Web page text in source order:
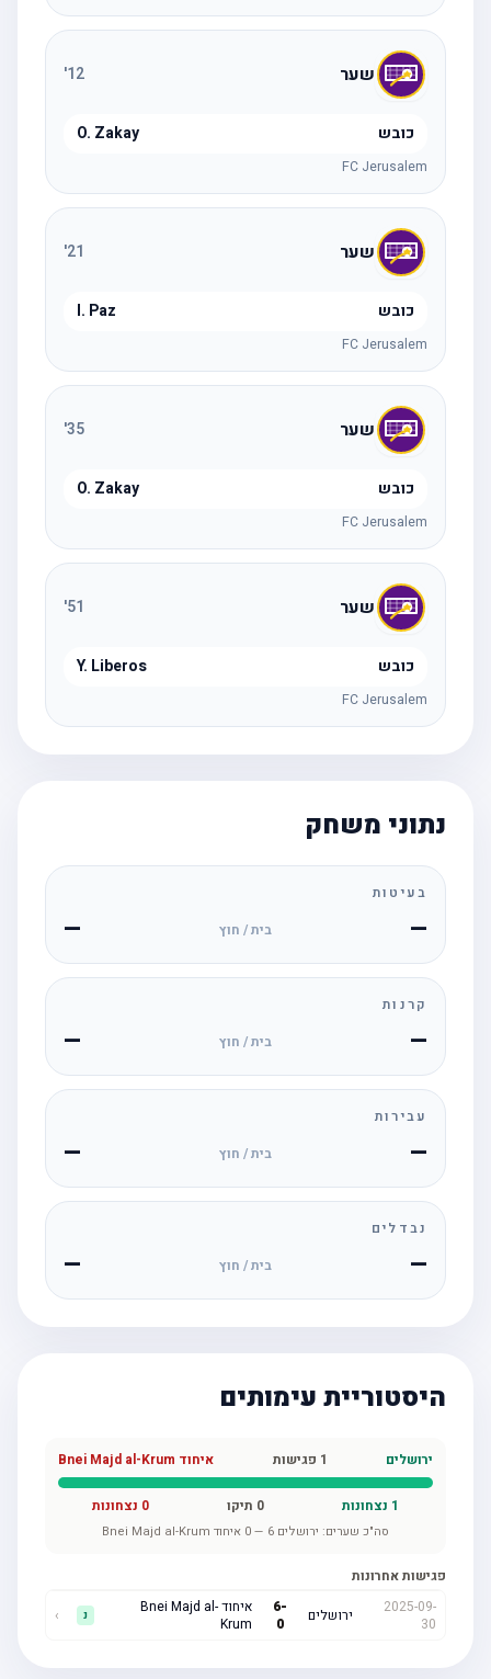
שער 12
'
כובש O. Zakay
FC Jerusalem
שער 21
'
כובש I. Paz
FC Jerusalem
שער 35
'
כובש O. Zakay
FC Jerusalem
שער 51
'
כובש Y. Liberos
FC Jerusalem
נתוני משחק
בעיטות
— בית / חוץ —
קרנות
— בית / חוץ —
עבירות
— בית / חוץ —
נבדלים
— בית / חוץ —
היסטוריית עימותים
ירושלים פגישות איחוד Bnei Majd al-Krum
נצחונות תיקו נצחונות
סה"כ שערים:ירושלים 6
—
0איחוד Bnei Majd al-Krum
פגישות אחרונות
2025-09-
ירושלים
איחוד Bnei Majd al-
Krum